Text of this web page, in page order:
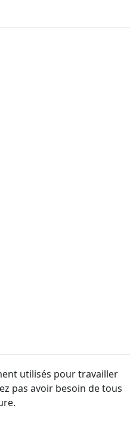
utilisés pour travailler
pas avoir besoin de tous